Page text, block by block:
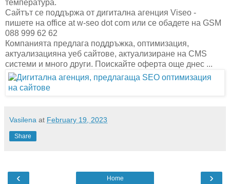
температура.
Сайтът се поддържа от дигитална агенция Viseo -
пишете на office at w-seo dot com или се обадете на GSM
088 999 62 62
Компанията предлага поддръжка, оптимизация,
актуализацияна уеб сайтове, актуализиране на CMS
системи и много други. Поискайте оферта още днес ...
Vasilena at February 19, 2023
Share
‹ ›
Home